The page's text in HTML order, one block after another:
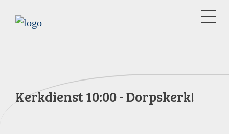
Kerkdienst 10:00 - Dorpskerk!